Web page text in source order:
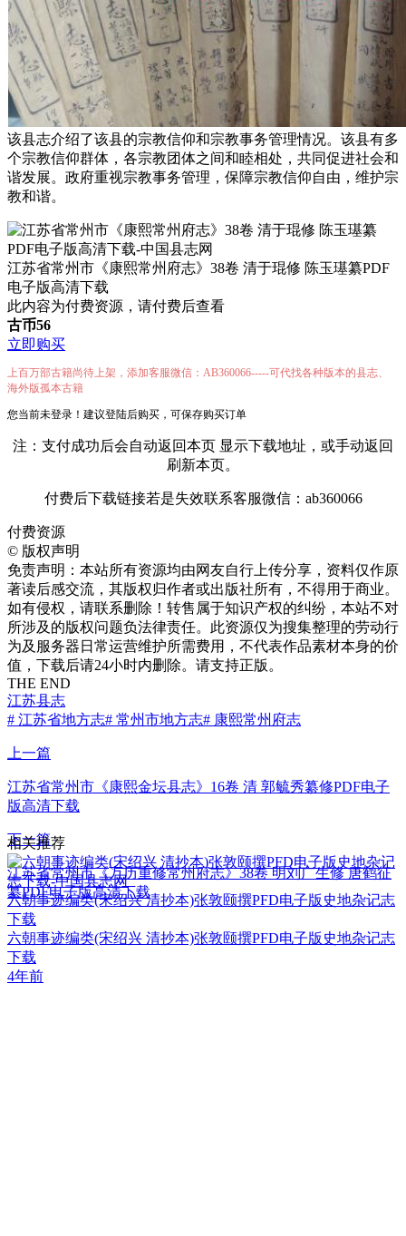
该县志介绍了该县的宗教信仰和宗教事务管理情况。该县有多
个宗教信仰群体，各宗教团体之间和睦相处，共同促进社会和
谐发展。政府重视宗教事务管理，保障宗教信仰自由，维护宗
教和谐。
江苏省常州市《康熙常州府志》38卷 清于琨修 陈玉璂纂PDF
电子版高清下载
此内容为付费资源，请付费后查看
古币56
立即购买
上百万部古籍尚待上架，添加客服微信：AB360066-----可代找各种版本的县志、
海外版孤本古籍
您当前未登录！建议登陆后购买，可保存购买订单
注：支付成功后会自动返回本页 显示下载地址，或手动返回
刷新本页。
付费后下载链接若是失效联系客服微信：ab360066
付费资源
© 版权声明
免责声明：本站所有资源均由网友自行上传分享，资料仅作原
著读后感交流，其版权归作者或出版社所有，不得用于商业。
如有侵权，请联系删除！转售属于知识产权的纠纷，本站不对
所涉及的版权问题负法律责任。此资源仅为搜集整理的劳动行
为及服务器日常运营维护所需费用，不代表作品素材本身的价
值，下载后请24小时内删除。请支持正版。
THE END
江苏县志
# 江苏省地方志# 常州市地方志# 康熙常州府志
上一篇
江苏省常州市《康熙金坛县志》16卷 清 郭毓秀纂修PDF电子
版高清下载
下一篇
江苏省常州市《万历重修常州府志》38卷 明刘广生修 唐鹤征
纂PDF电子版高清下载
相关推荐
六朝事迹编类(宋绍兴 清抄本)张敦颐撰PFD电子版史地杂记志
下载
六朝事迹编类(宋绍兴 清抄本)张敦颐撰PFD电子版史地杂记志
下载
4年前